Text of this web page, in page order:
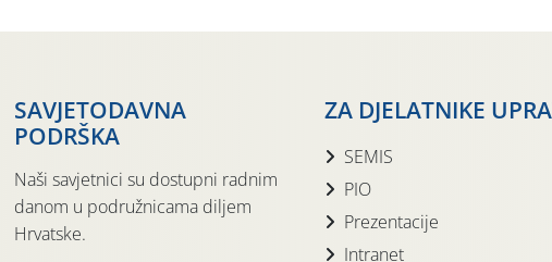
SAVJETODAVNA
PODRŠKA
Naši savjetnici su dostupni radnim
danom u podružnicama diljem
Hrvatske.
ZA DJELATNIKE
SEMIS
PIO
Prezentacije
Intranet